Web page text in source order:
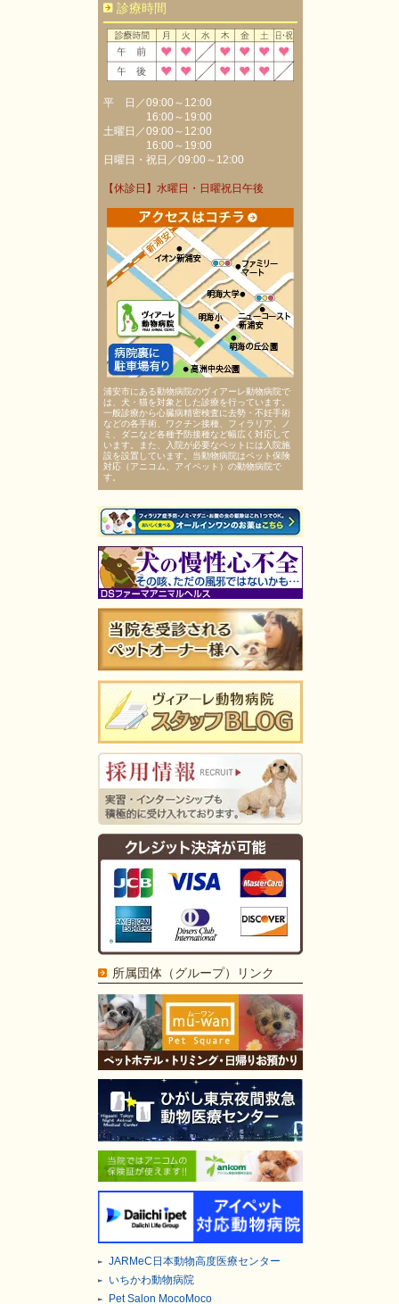
診療時間
平 日／09:00～12:00
16:00～19:00
土曜日／09:00～12:00
16:00～19:00
日曜日・祝日／09:00～12:00
【休診日】水曜日・日曜祝日午後
浦安市にある動物病院のヴィアーレ動物病院で
は、犬・猫を対象とした診療を行っています。
一般診療から心臓病精密検査に去勢・不妊手術
などの各手術、ワクチン接種、フィラリア、ノ
ミ、ダニなど各種予防接種など幅広く対応して
います。また、入院が必要なペットには入院施
設を設置しています。当動物病院はペット保険
対応（アニコム、アイペット）の動物病院で
す。
所属団体（グループ）リンク
JARMeC日本動物高度医療センター
いちかわ動物病院
Pet Salon MocoMoco